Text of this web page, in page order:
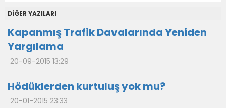
DİĞER YAZILARI
Kapanmış Trafik Davalarında Yeniden
Yargılama
20-09-2015 13:29
Hödüklerden kurtuluş yok mu?
20-01-2015 23:33